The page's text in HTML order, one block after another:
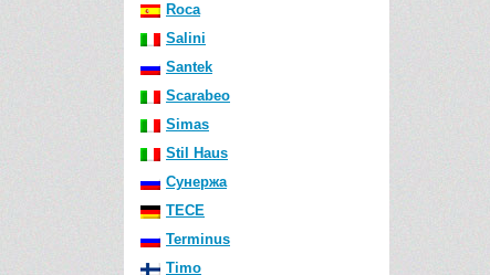
Roca
Salini
Santek
Scarabeo
Simas
Stil Haus
Сунержа
TECE
Terminus
Timo